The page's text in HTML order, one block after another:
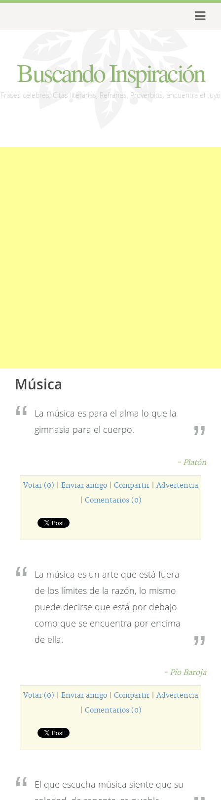
Buscando Inspiración
Frases célebres, Citas literarias, Refranes, Proverbios, encuentra el tuyo
Música
La música es para el alma lo que la
gimnasia para el cuerpo.
- Platón
Votar (0) Enviar amigo| Compartir| Advertencia
Comentarios (0)
La música es un arte que está fuera
de los límites de la razón, lo mismo
puede decirse que está por debajo
como que se encuentra por encima
de ella.
- Pío Baroja
Votar (0) Enviar amigo| Compartir| Advertencia
Comentarios (0)
El que escucha música siente que su